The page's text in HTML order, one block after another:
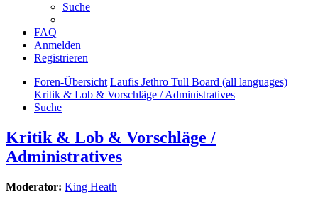
Suche
FAQ
Anmelden
Registrieren
Foren-Übersicht Laufis Jethro Tull Board (all languages)
Kritik & Lob & Vorschläge / Administratives
Suche
Kritik & Lob & Vorschläge /
Administratives
Moderator: King Heath